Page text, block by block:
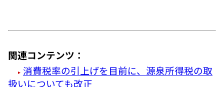
関連コンテンツ：
消費税率の引上げを目前に、源泉所得税の取
扱いについても改正